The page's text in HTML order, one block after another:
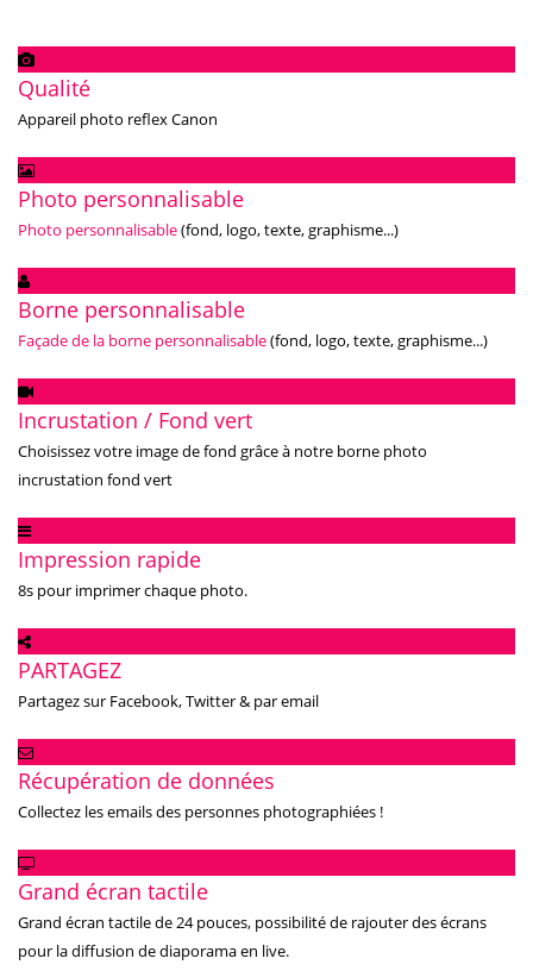
Qualité
Appareil photo reflex Canon
Photo personnalisable
Photo personnalisable(fond, logo, texte, graphisme...)
Borne personnalisable
Façade de la borne personnalisable(fond, logo, texte, graphisme...)
Incrustation / Fond vert
Choisissez votre image de fond grâce à notre borne photo
incrustation fond vert
Impression rapide
8s pour imprimer chaque photo.
PARTAGEZ
Partagez sur Facebook, Twitter & par email
Récupération de données
Collectez les emails des personnes photographiées !
Grand écran tactile
Grand écran tactile de 24 pouces, possibilité de rajouter des écrans
pour la diffusion de diaporama en live.